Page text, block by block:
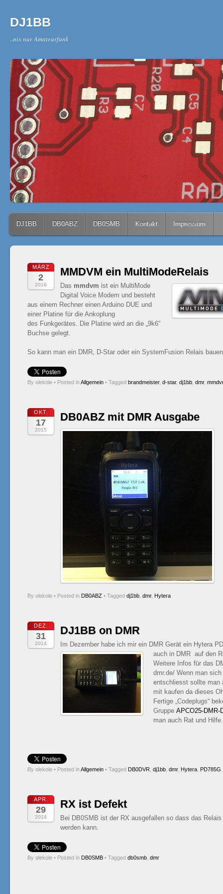
DJ1BB
..nix nur Amateurfunk
Main menu
Skip to content
DJ1BB DB0ABZ DB0SMB Kontakt Impressum
MÄRZ
2
2016
MMDVM ein MultiModeRelais
Das mmdvm ist ein MultiMode
Digital Voice Modem und besteht
aus einem Rechner einen Arduino DUE und
einer Platine für die Ankoplung
des Funkgerätes. Die Platine wird an die „9k6“
Buchse gelegt.
So kann man ein DMR, D-Star oder ein SystemFusion Relais
By olekole • Posted inAllgemein • Tagged brandmeister, d-star, dj1bb dmr,
OKT.
17
2015
DB0ABZ mit DMR Ausgabe
By olekole • Posted in DB0ABZ • Tagged dj1bb dmr, Hytera
DEZ.
31
2014
DJ1BB on DMR
Im Dezember habe ich mir ein DMR Gerät ein Hytera
auch in DMR auf den
Weitere Infos für das
dmr.de/ Wenn man
entschliesst sollte man
mit kaufen da dieses
Fertige „Codeplugs“
Gruppe APCO25-DMR-
man auch Rat und Hilfe.
By olekole • Posted inAllgemein • Tagged DB0DVR dj1bb dmr, Hytera PD785G
APR.
29
2014
RX ist Defekt
Bei DB0SMB ist der RX ausgefallen so dass das
werden kann.
By olekole • Posted in DB0SMB • Tagged db0smb dmr